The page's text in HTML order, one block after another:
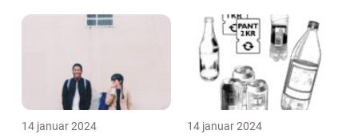
catwalken til garde...
14 januar 2024 14 januar 2024